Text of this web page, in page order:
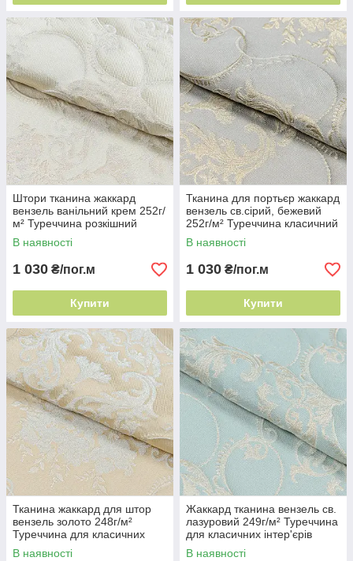
Штори тканина жаккард
вензель ванільний крем 252г/
м² Туреччина розкішний
вензель
В наявності
1 030 ₴/пог.м
Купити
Тканина для портьєр жаккард
вензель св.сірий, бежевий
252г/м² Туреччина класичний
дамаск
В наявності
1 030 ₴/пог.м
Купити
Тканина жаккард для штор
вензель золото 248г/м²
Туреччина для класичних
інтер'єрів
В наявності
Жаккард тканина вензель св.
лазуровий 249г/м² Туреччина
для класичних інтер'єрів
В наявності